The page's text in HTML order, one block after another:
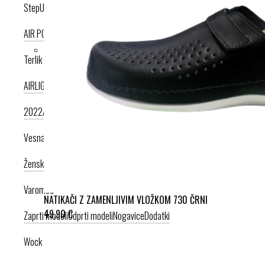
NATIKAČI Z ZAMENLJIVIM VLOŽKOM 730 ČRNI
49,90 €
StepUp
AIR PODPLAT
Terlik Sabo
AIRLIGHT PODPLAT II. NOVIAIRLIGHT PODPLAT I. PRODUKT LETA
2022AIRLIGHT PODPLAT I. KRIŽNI PAŠČEKAIR PODPLAT
Vesna anatomic
Ženska kolekcija
Varomed
Zaprti modeliOdprti modeliNogaviceDodatki
Wock